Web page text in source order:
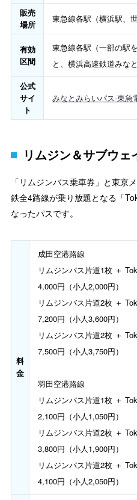
販売
場所
東急線各駅（横浜駅、
有効
区間
東急線各駅（一部の駅
と、横浜高速鉄道みな
公式
サイ
ト
みなとみらいパス‐東急
リムジン＆サブウェ
「リムジンバス乗車券」と東京
鉄全4路線が乗り放題となる「
なったパスです。
料
金
成田空港路線
リムジンバス片道1枚 ＋
4,000円（小人2,000円）
リムジンバス片道2枚 ＋
7,200円（小人3,600円）
リムジンバス片道2枚 ＋
7,500円（小人3,750円）
羽田空港路線
リムジンバス片道1枚 ＋
2,100円（小人1,050円）
リムジンバス片道2枚 ＋
3,800円（小人1,900円）
リムジンバス片道2枚 ＋
4,100円（小人2,050円）